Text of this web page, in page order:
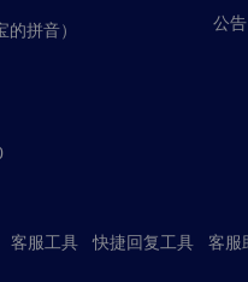
拼音） 公告
客服工具 快捷回复工具 客服